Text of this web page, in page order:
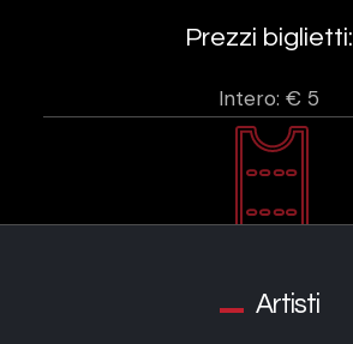
Prezzi biglietti:
Intero: € 5
Artisti